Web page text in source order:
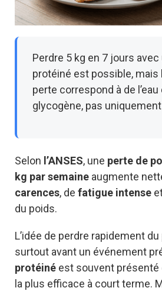
Perdre 5 kg en 7 jours
protéiné est possible, mais
perte correspond à de l’eau
glycogène, pas
Selon l’ANSES, une perte de
kg par semaine augmente
carences, de fatigue intense
du poids.
L’idée de perdre rapidement
surtout avant un événement
protéiné est souvent
la plus efficace à court terme.